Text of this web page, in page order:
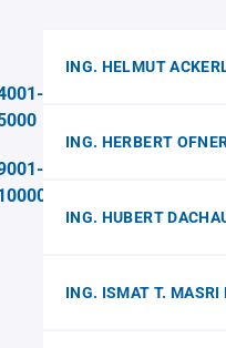
ING. HELMUT
ING. HERBERT
ING. HUBERT
ING. ISMAT T. MASRI